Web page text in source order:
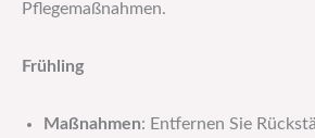
Pflegemaßnahmen.
Frühling
Maßnahmen: Entfernen Sie